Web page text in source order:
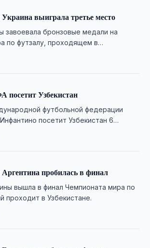
выиграла третье место
завоевала бронзовые медали на
по футзалу, проходящем в
посетит Узбекистан
футбольной федерации
посетит Узбекистан 6
пробилась в финал
вышла в финал Чемпионата мира по
проходит в Узбекистане.